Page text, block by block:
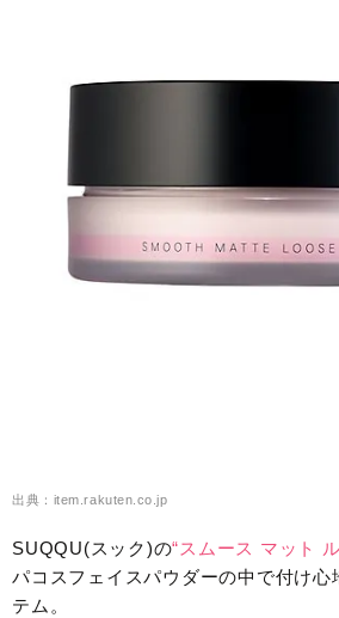
出典：item.rakuten.co.jp
SUQQU(スック)の“スムース マット
パコスフェイスパウダーの中で付け心
テム。